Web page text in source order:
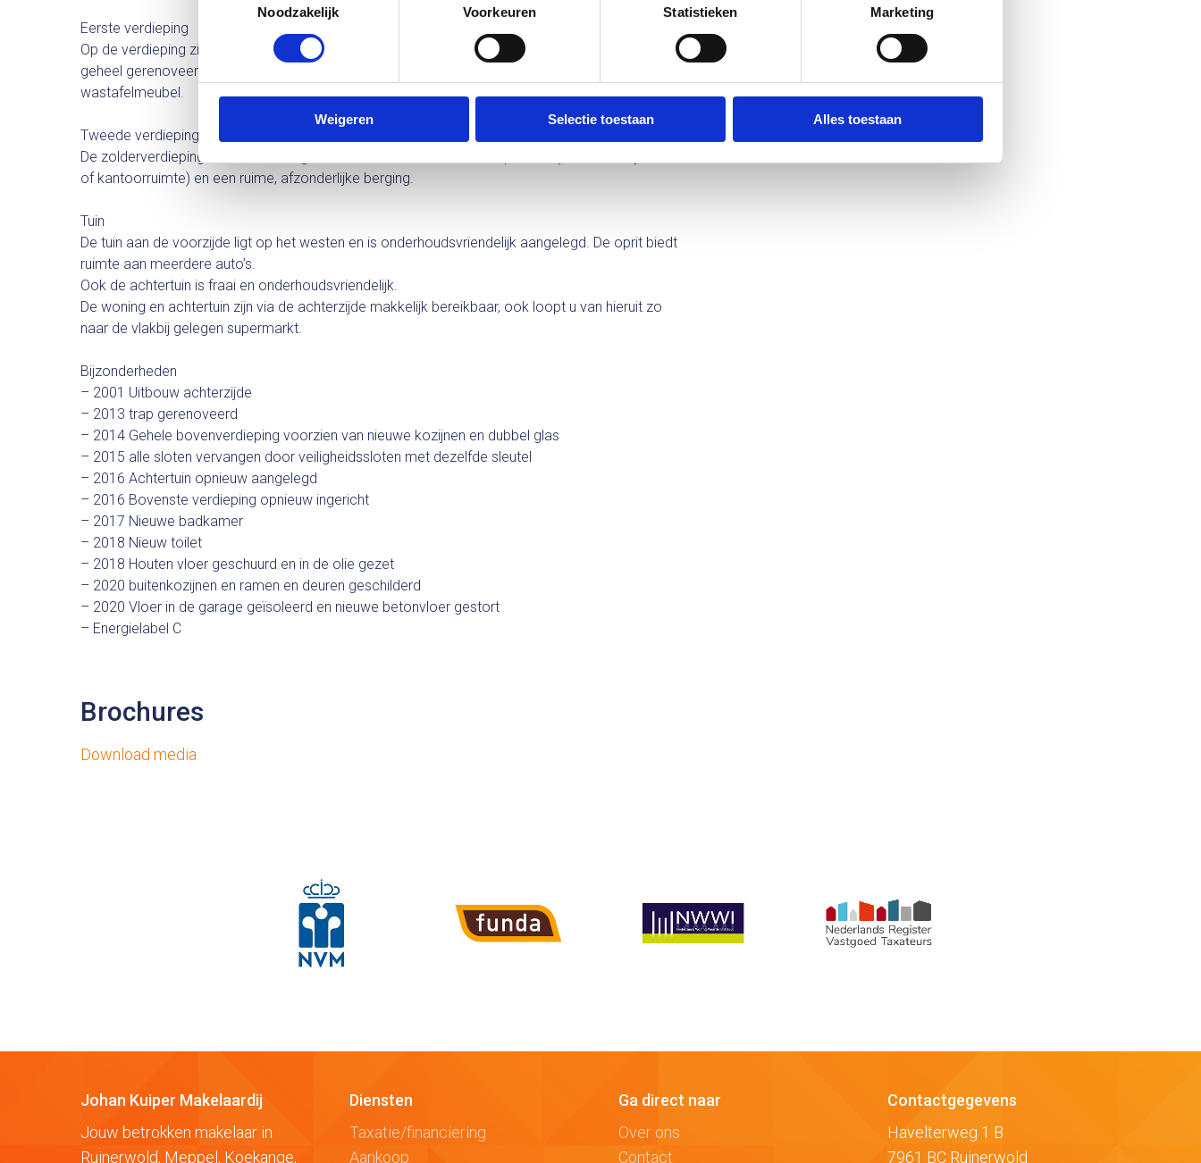
Noodzakelijk
Voorkeuren Statistieken Marketing
Weigeren Selectie toestaan Alles toestaan
Eerste verdieping
Op de verdieping zijn 3 ruime slaapkamers, voorzien van een mooie laminaatvloer en de in 2017
geheel gerenoveerde badkamer met inloopdouche, 2e toilet, designradiator en fraai
wastafelmeubel.
Tweede verdieping
De zolderverdieping is in 2016 heringericht en er is nu een ruime slaapkamer (annex hobbyruimte
of kantoorruimte) en een ruime, afzonderlijke berging.
Tuin
De tuin aan de voorzijde ligt op het westen en is onderhoudsvriendelijk aangelegd. De oprit biedt
ruimte aan meerdere auto’s.
Ook de achtertuin is fraai en onderhoudsvriendelijk.
De woning en achtertuin zijn via de achterzijde makkelijk bereikbaar, ook loopt u van hieruit zo
naar de vlakbij gelegen supermarkt.
Bijzonderheden
– 2001 Uitbouw achterzijde
– 2013 trap gerenoveerd
– 2014 Gehele bovenverdieping voorzien van nieuwe kozijnen en dubbel glas
– 2015 alle sloten vervangen door veiligheidssloten met dezelfde sleutel
– 2016 Achtertuin opnieuw aangelegd
– 2016 Bovenste verdieping opnieuw ingericht
– 2017 Nieuwe badkamer
– 2018 Nieuw toilet
– 2018 Houten vloer geschuurd en in de olie gezet
– 2020 buitenkozijnen en ramen en deuren geschilderd
– 2020 Vloer in de garage geïsoleerd en nieuwe betonvloer gestort
– Energielabel C
Brochures
Download media
Johan Kuiper Makelaardij
Jouw betrokken makelaar in
Ruinerwold, Meppel, Koekange,
Diensten
Taxatie/financiering
Aankoop
Ga direct naar
Over ons
Contact
Contactgegevens
Havelterweg 1 B
7961 BC Ruinerwold